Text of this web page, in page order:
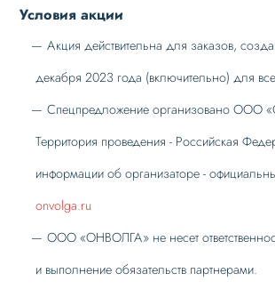
Условия акции
Акция действительна для заказов,
декабря 2023 года (включительно) для
Спецпредложение организовано ООО
Территория проведения - Российская
информации об организаторе -
onvolga.ru
ООО «ОНВОЛГА» не несет
и выполнение обязательств партнерами.